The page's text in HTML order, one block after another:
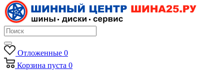
Отложенные 0
Корзина пуста 0